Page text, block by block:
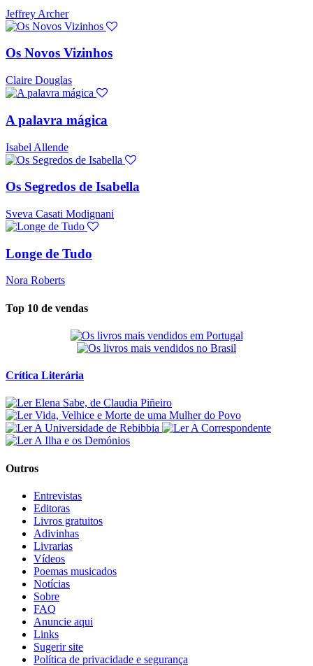
Jeffrey Archer
Os Novos Vizinhos
Claire Douglas
A palavra mágica
Isabel Allende
Os Segredos de Isabella
Sveva Casati Modignani
Longe de Tudo
Nora Roberts
Top 10 de vendas
Crítica Literária
Outros
Entrevistas
Editoras
Livros gratuitos
Adivinhas
Livrarias
Vídeos
Poemas musicados
Notícias
Sobre
FAQ
Anuncie aqui
Links
Sugerir site
Política de privacidade e segurança